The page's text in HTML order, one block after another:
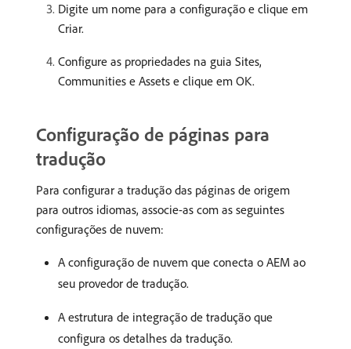
Digite um nome para a configuração e clique em
Criar.
Configure as propriedades na guia Sites,
Communities e Assets e clique em OK.
Configuração de páginas para
tradução
Para configurar a tradução das páginas de origem
para outros idiomas, associe-as com as seguintes
configurações de nuvem:
A configuração de nuvem que conecta o AEM ao
seu provedor de tradução.
A estrutura de integração de tradução que
configura os detalhes da tradução.